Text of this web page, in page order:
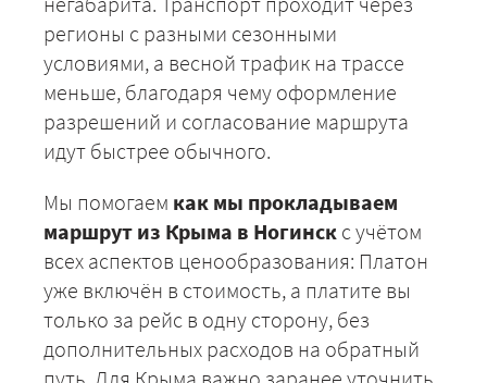
регионы с разными сезонными
условиями, а весной трафик на трассе
меньше, благодаря чему оформление
разрешений и согласование маршрута
идут быстрее обычного.
Мы помогаем как мы прокладываем
маршрут из Крыма в Ногинск с учётом
всех аспектов ценообразования: Платон
уже включён в стоимость, а платите вы
только за рейс в одну сторону, без
дополнительных расходов на обратный